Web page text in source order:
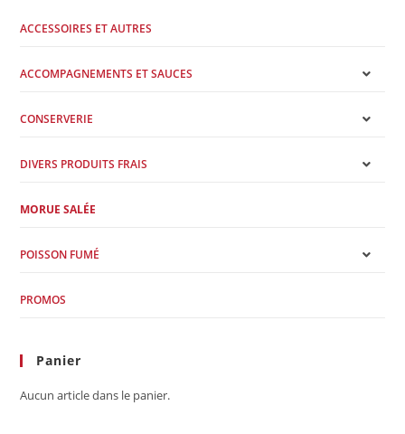
ACCESSOIRES ET AUTRES
ACCOMPAGNEMENTS ET SAUCES
CONSERVERIE
DIVERS PRODUITS FRAIS
MORUE SALÉE
POISSON FUMÉ
PROMOS
Panier
Aucun article dans le panier.